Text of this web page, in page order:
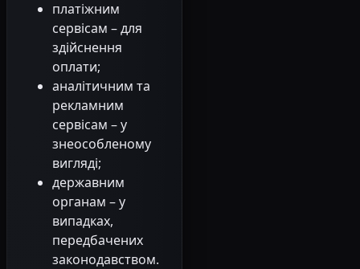
платіжним
сервісам – для
здійснення
оплати;
аналітичним та
рекламним
сервісам – у
знеособленому
вигляді;
державним
органам – у
випадках,
передбачених
законодавством.